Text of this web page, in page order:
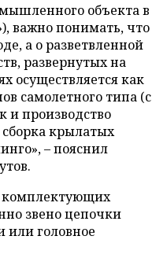
объекта в
важно понимать, что
а о разветвленной
развернутых на
осуществляется как
самолетного типа (с
и производство
крылатых
– пояснил
комплектующих
звено цепочки
или головное